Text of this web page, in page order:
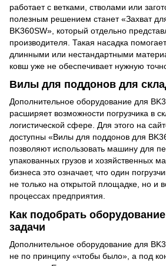
работает с ветками, стволами или
полезным решением станет «Захват
BK360SW», который отдельно
производителя. Такая насадка
длинными или нестандартными
ковш уже не обеспечивает нужную
Вилы для поддонов для
Дополнительное оборудование для
расширяет возможности погрузчика в
логистической сфере. Для этого на
доступны «Вилы для поддонов для
позволяют использовать машину для
упакованных грузов и хозяйственных
бизнеса это означает, что один
не только на открытой площадке, но и
процессах предприятия.
Как подобрать
задачи
Дополнительное оборудование для
не по принципу «чтобы было», а под